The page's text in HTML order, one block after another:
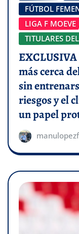
FÚTBOL
LIGA F MOEVE
TITULARES
EXCLUSIVA
más cerca
sin
riesgos y el
un papel